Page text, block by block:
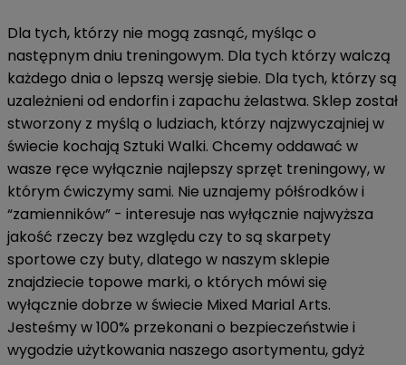
Dla tych, którzy nie mogą zasnąć, myśląc o
następnym dniu treningowym. Dla tych którzy walczą
każdego dnia o lepszą wersję siebie. Dla tych, którzy są
uzależnieni od endorfin i zapachu żelastwa. Sklep został
stworzony z myślą o ludziach, którzy najzwyczajniej w
świecie kochają Sztuki Walki. Chcemy oddawać w
wasze ręce wyłącznie najlepszy sprzęt treningowy, w
którym ćwiczymy sami. Nie uznajemy półśrodków i
“zamienników” - interesuje nas wyłącznie najwyższa
jakość rzeczy bez względu czy to są skarpety
sportowe czy buty, dlatego w naszym sklepie
znajdziecie topowe marki, o których mówi się
wyłącznie dobrze w świecie Mixed Marial Arts.
Jesteśmy w 100% przekonani o bezpieczeństwie i
wygodzie użytkowania naszego asortymentu, gdyż